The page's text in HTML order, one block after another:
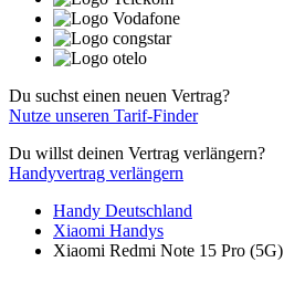
Du suchst einen neuen Vertrag?
Nutze unseren Tarif-Finder
Du willst deinen Vertrag verlängern?
Handyvertrag verlängern
Handy Deutschland
Xiaomi Handys
Xiaomi Redmi Note 15 Pro (5G)